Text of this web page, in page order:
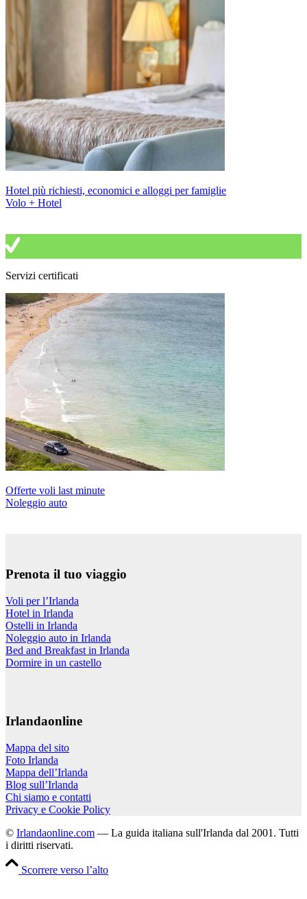
Hotel più richiesti, economici e alloggi per famiglie
Volo + Hotel
Servizi certificati
Offerte voli last minute
Noleggio auto
Prenota il tuo viaggio
Voli per l’Irlanda
Hotel in Irlanda
Ostelli in Irlanda
Noleggio auto in Irlanda
Bed and Breakfast in Irlanda
Dormire in un castello
Irlandaonline
Mappa del sito
Foto Irlanda
Mappa dell’Irlanda
Blog sull’Irlanda
Chi siamo e contatti
Privacy e Cookie Policy
© Irlandaonline.com — La guida italiana sull'Irlanda dal 2001. Tutti
i diritti riservati.
Scorrere verso l’alto